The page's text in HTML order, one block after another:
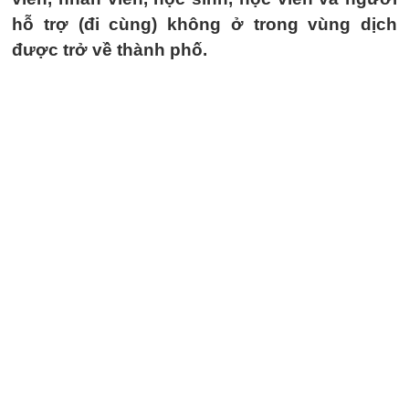
hỗ trợ (đi cùng) không ở trong vùng dịch
được trở về thành phố.